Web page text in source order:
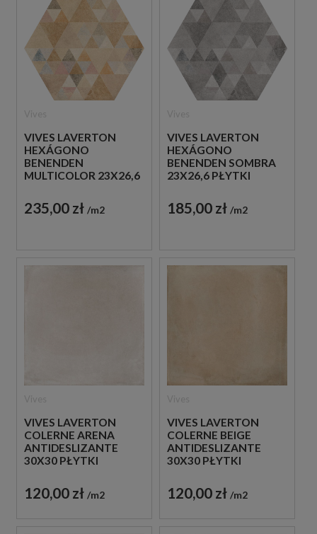
VIVES LAVERTON
HEXÁGONO
BENENDEN
MULTICOLOR 23X26,6
PATCHWORKOWE
GRESOWE
235,00 zł m2
VIVES LAVERTON
HEXÁGONO
BENENDEN SOMBRA
23X26,6 PŁYTKI
GRESOWE
185,00 zł m2
VIVES LAVERTON
COLERNE ARENA
ANTIDESLIZANTE
30X30 PŁYTKI
GRESOWE
120,00 zł m2
VIVES LAVERTON
COLERNE BEIGE
ANTIDESLIZANTE
30X30 PŁYTKI
GRESOWE
120,00 zł m2